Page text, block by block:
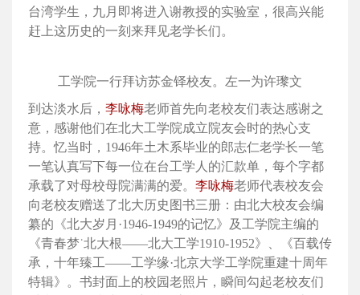
台湾学生，九月即将进入谢教授的实验室，很高兴能
赶上这历史的一刻来拜见老学长们。
工学院一行拜访苏金铎校友。左一为许瓈文
到达淡水后， 李咏梅老师首先向老校友们表达感谢之
意，感谢他们在北大工学院成立院友会时的热心支
持。忆当时，1946年土木系毕业的郎志仁老学长一笔
一笔认真写下每一位在台工学人的汇款单，每个字都
承载了对母校母院满满的爱。 李咏梅老师代表校友会
向老校友赠送了北大历史图书三册：由北大校友会编
纂的《北大岁月·1946-1949的记忆》及工学院主编的
《青春梦˙北大根——北大工学1910-1952》、《百载传
承，十年臻工——工学缘·北京大学工学院重建十周年
特辑》。书封面上的校园老照片，瞬间勾起老校友们